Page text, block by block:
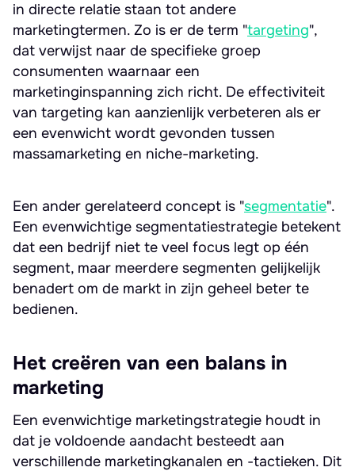
in directe relatie staan tot andere
marketingtermen. Zo is er de term "targeting",
dat verwijst naar de specifieke groep
consumenten waarnaar een
marketinginspanning zich richt. De effectiviteit
van targeting kan aanzienlijk verbeteren als er
een evenwicht wordt gevonden tussen
massamarketing en niche-marketing.
Een ander gerelateerd concept is "segmentatie".
Een evenwichtige segmentatiestrategie betekent
dat een bedrijf niet te veel focus legt op één
segment, maar meerdere segmenten gelijkelijk
benadert om de markt in zijn geheel beter te
bedienen.
Het creëren van een balans in
marketing
Een evenwichtige marketingstrategie houdt in
dat je voldoende aandacht besteedt aan
verschillende marketingkanalen en -tactieken. Dit